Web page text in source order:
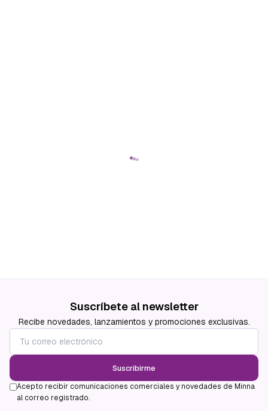
Suscríbete al newsletter
Recibe novedades, lanzamientos y promociones exclusivas.
Suscribirme
Acepto recibir comunicaciones comerciales y novedades de Minna
al correo registrado.